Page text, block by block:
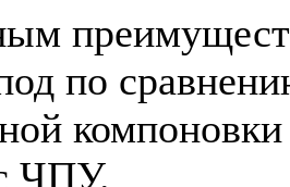
по
ЧПУ.